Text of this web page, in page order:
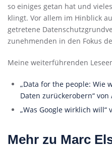
so einiges getan hat und
klingt. Vor allem im Hinblick
getretene
zunehmenden in den Fokus
Meine weiterführenden
„Data for the people: Wie
Daten zurückerobern“ von
„Was Google wirklich will“
Mehr zu Marc